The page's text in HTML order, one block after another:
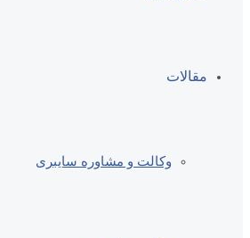
مقالات
وکالت و مشاوره سایبری